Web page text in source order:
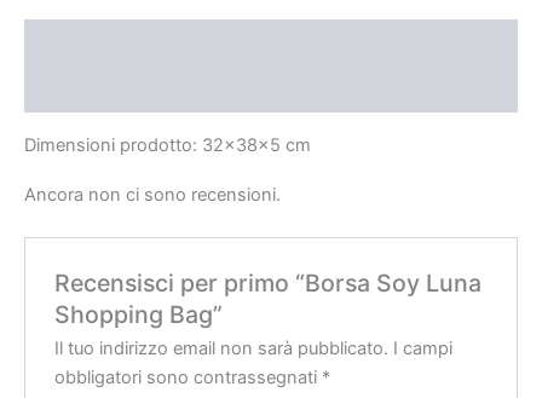
Dimensioni prodotto: 32x38x5 cm
Ancora non ci sono recensioni.
Recensisci per primo “Borsa Soy Luna
Shopping Bag”
Il tuo indirizzo email non sarà pubblicato. I campi
obbligatori sono contrassegnati *